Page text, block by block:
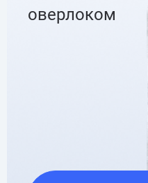
оверлоком